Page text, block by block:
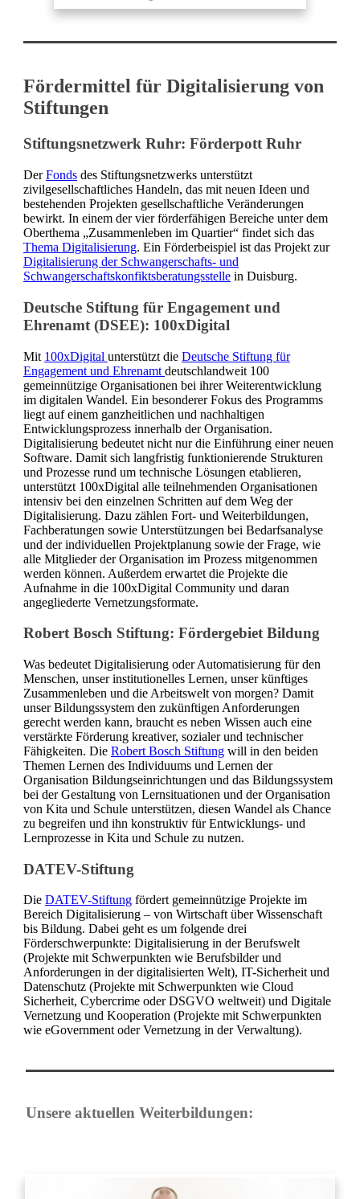
Fördermittel für Digitalisierung von
Stiftungen
Stiftungsnetzwerk Ruhr: Förderpott Ruhr
DerFonds des Stiftungsnetzwerks unterstützt
zivilgesellschaftliches Handeln, das mit neuen Ideen und
bestehenden Projekten gesellschaftliche Veränderungen
bewirkt. In einem der vier förderfähigen Bereiche unter dem
Oberthema „Zusammenleben im Quartier“ findet sich das
Thema Digitalisierung. Ein Förderbeispiel ist das Projekt zur
Digitalisierung der Schwangerschafts- und
Schwangerschaftskonfiktsberatungsstelle in Duisburg.
Deutsche Stiftung für Engagement und
Ehrenamt (DSEE): 100xDigital
Mit 100xDigital unterstützt die Deutsche Stiftung für
Engagement und Ehrenamt deutschlandweit 100
gemeinnützige Organisationen bei ihrer Weiterentwicklung
im digitalen Wandel. Ein besonderer Fokus des Programms
liegt auf einem ganzheitlichen und nachhaltigen
Entwicklungsprozess innerhalb der Organisation.
Digitalisierung bedeutet nicht nur die Einführung einer neuen
Software. Damit sich langfristig funktionierende Strukturen
und Prozesse rund um technische Lösungen etablieren,
unterstützt 100xDigital alle teilnehmenden Organisationen
intensiv bei den einzelnen Schritten auf dem Weg der
Digitalisierung. Dazu zählen Fort- und Weiterbildungen,
Fachberatungen sowie Unterstützungen bei Bedarfsanalyse
und der individuellen Projektplanung sowie der Frage, wie
alle Mitglieder der Organisation im Prozess mitgenommen
werden können. Außerdem erwartet die Projekte die
Aufnahme in die 100xDigital Community und daran
angegliederte Vernetzungsformate.
Robert Bosch Stiftung: Fördergebiet Bildung
Was bedeutet Digitalisierung oder Automatisierung für den
Menschen, unser institutionelles Lernen, unser künftiges
Zusammenleben und die Arbeitswelt von morgen? Damit
unser Bildungssystem den zukünftigen Anforderungen
gerecht werden kann, braucht es neben Wissen auch eine
verstärkte Förderung kreativer, sozialer und technischer
Fähigkeiten. Die Robert Bosch Stiftung will in den beiden
Themen Lernen des Individuums und Lernen der
Organisation Bildungseinrichtungen und das Bildungssystem
bei der Gestaltung von Lernsituationen und der Organisation
von Kita und Schule unterstützen, diesen Wandel als Chance
zu begreifen und ihn konstruktiv für Entwicklungs- und
Lernprozesse in Kita und Schule zu nutzen.
DATEV-Stiftung
Die DATEV-Stiftung fördert gemeinnützige Projekte im
Bereich Digitalisierung – von Wirtschaft über Wissenschaft
bis Bildung. Dabei geht es um folgende drei
Förderschwerpunkte: Digitalisierung in der Berufswelt
(Projekte mit Schwerpunkten wie Berufsbilder und
Anforderungen in der digitalisierten Welt), IT-Sicherheit und
Datenschutz (Projekte mit Schwerpunkten wie Cloud
Sicherheit, Cybercrime oder DSGVO weltweit) und Digitale
Vernetzung und Kooperation (Projekte mit Schwerpunkten
wie eGovernment oder Vernetzung in der Verwaltung).
Unsere aktuellen Weiterbildungen: